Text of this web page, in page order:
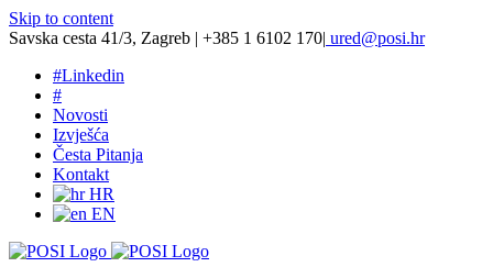
Skip to content
Savska cesta 41/3, Zagreb | +385 1 6102 170| ured@posi.hr
#Linkedin
#
Novosti
Izvješća
Česta Pitanja
Kontakt
HR
EN